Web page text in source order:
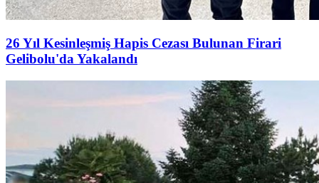
26 Yıl Kesinleşmiş Hapis Cezası Bulunan Firari
Gelibolu'da Yakalandı